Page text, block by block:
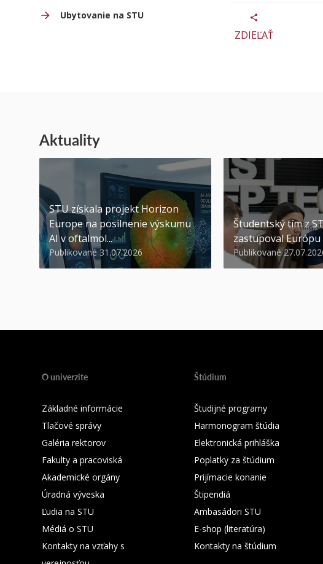
Ubytovanie na STU
ZDIEĽAŤ
Aktuality
STU získala projekt Horizon
Europe na posilnenie výskumu
AI v oftalmol...
Publikované 31.07.2026
Študentský tím z
zastupoval Európu
Publikované
O univerzite
Základné informácie
Tlačové správy
Galéria rektorov
Fakulty a pracoviská
Akademické orgány
Úradná výveska
Ľudia na STU
Médiá o STU
Kontakty na vzťahy s
Štúdium
Študijné programy
Harmonogram štúdia
Elektronická prihláška
Poplatky za štúdium
Prijímacie konanie
Štipendiá
Ambasádori STU
E-shop (literatúra)
Kontakty na štúdium